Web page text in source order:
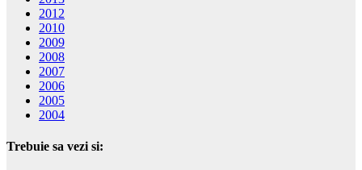
2012
2010
2009
2008
2007
2006
2005
2004
Trebuie sa vezi si: